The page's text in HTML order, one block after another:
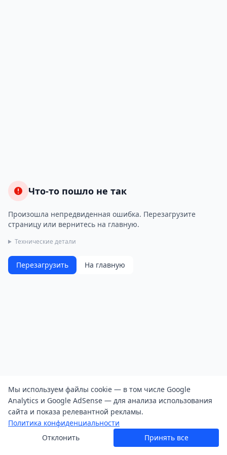
Что-то пошло не так
Произошла непредвиденная ошибка. Перезагрузите
страницу или вернитесь на главную.
Технические детали
Перезагрузить На главную
Мы используем файлы cookie — в том числе Google
Analytics и Google AdSense — для анализа использования
сайта и показа релевантной рекламы.
Политика конфиденциальности
Отклонить
Принять все